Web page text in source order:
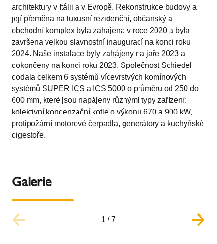
architektury v Itálii a v Evropě. Rekonstrukce budovy a
její přeměna na luxusní rezidenční, občanský a
obchodní komplex byla zahájena v roce 2020 a byla
završena velkou slavnostní inaugurací na konci roku
2024. Naše instalace byly zahájeny na jaře 2023 a
dokončeny na konci roku 2023. Společnost Schiedel
dodala celkem 6 systémů vícevrstvých komínových
systémů SUPER ICS a ICS 5000 o průměru od 250 do
600 mm, které jsou napájeny různými typy zařízení:
kolektivní kondenzační kotle o výkonu 670 a 900 kW,
protipožární motorové čerpadla, generátory a kuchyňské
digestoře.
Galerie
1 /7